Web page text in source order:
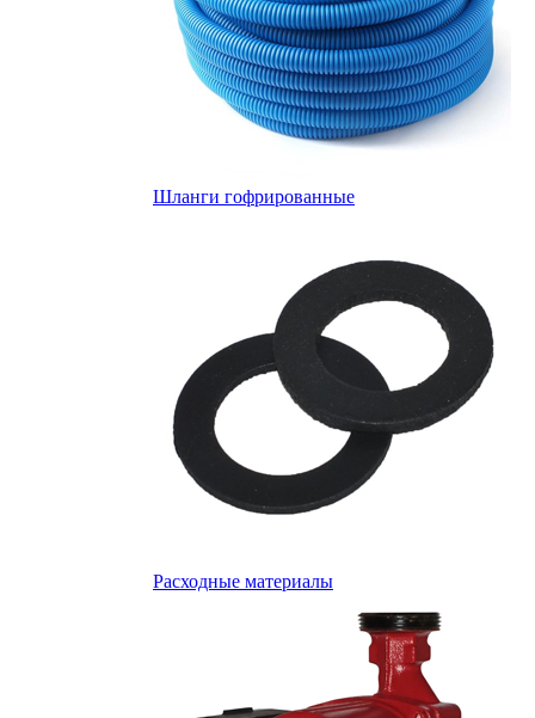
Шланги гофрированные
Расходные материалы